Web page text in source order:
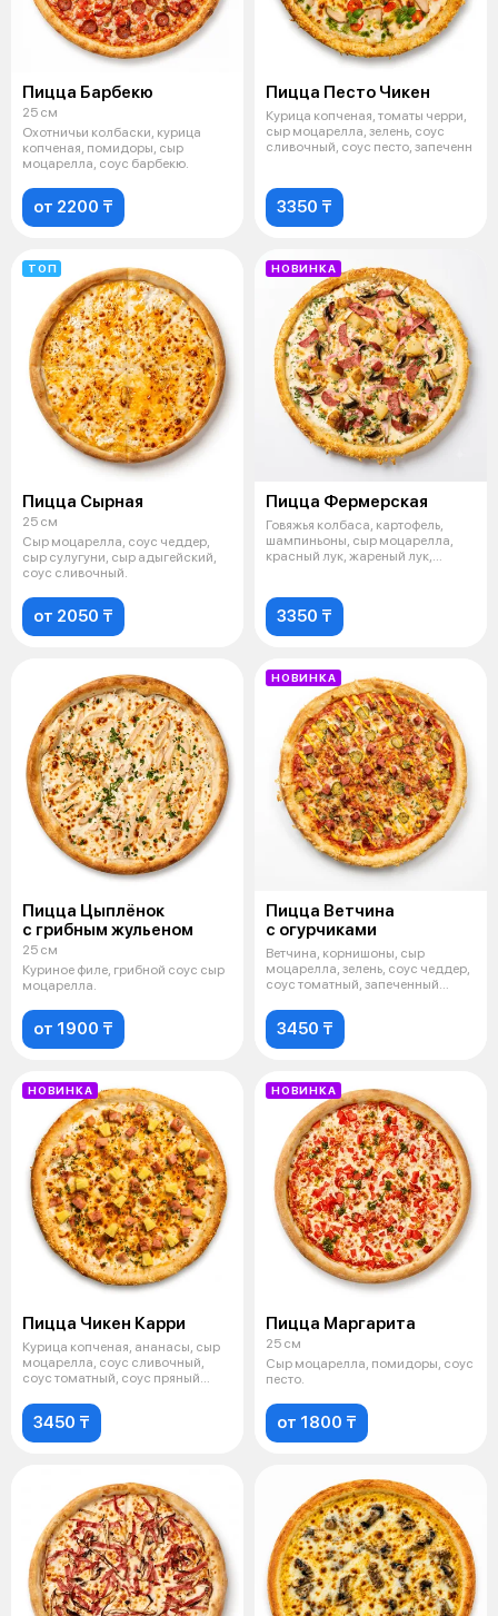
Пицца Барбекю
25 см
Охотничьи колбаски, курица
копченая, помидоры, сыр
моцарелла, соус барбекю.
от 2200 ₸
Пицца Песто Чикен
Курица копченая, томаты черри,
сыр моцарелла, зелень, соус
сливочный, соус песто, запеченн
3350 ₸
ТОП
Пицца Сырная
25 см
Сыр моцарелла, соус чеддер,
сыр сулугуни, сыр адыгейский,
соус сливочный.
от 2050 ₸
НОВИНКА
Пицца Фермерская
Говяжья колбаса, картофель,
шампиньоны, сыр моцарелла,
красный лук, жареный лук,
3350 ₸
Пицца Цыплёнок
с грибным жульеном
25 см
Куриное филе, грибной соус сыр
моцарелла.
от 1900 ₸
НОВИНКА
Пицца Ветчина
с огурчиками
Ветчина, корнишоны, сыр
моцарелла, зелень, соус чеддер,
соус томатный, запеченный
3450 ₸
НОВИНКА
Пицца Чикен Карри
Курица копченая, ананасы, сыр
моцарелла, соус сливочный,
соус томатный, соус пряный
3450 ₸
НОВИНКА
Пицца Маргарита
25 см
Сыр моцарелла, помидоры, соус
песто.
от 1800 ₸